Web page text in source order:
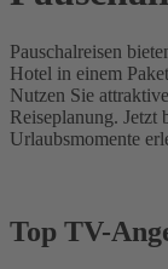
Pauschalreisen
Hotel in einem
Nutzen Sie
Reiseplanung. Jetzt
Urlaubsmomente
Top TV-